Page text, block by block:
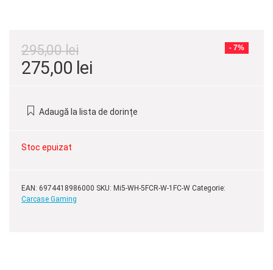
- 7%
295,00lei
Prețul
a
fost:
275,00 lei
275,00 lei.
Adaugă la lista de dorințe
Stoc epuizat
EAN: 6974418986000 SKU: Mi5-WH-5FCR-W-1FC-W Categorie:
Carcase Gaming